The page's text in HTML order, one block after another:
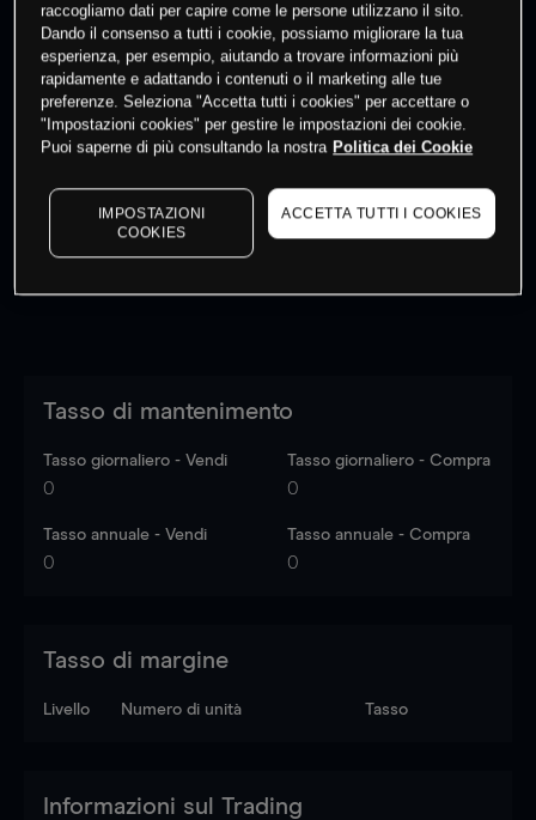
Fai trading
Log into see latest market data
Tasso di mantenimento
Tasso giornaliero - Vendi
0
Tasso giornaliero - Compra
0
Tasso annuale - Vendi
0
Tasso annuale - Compra
0
Tasso di margine
Livello Numero di unità Tasso
Informazioni sul Trading
raccogliamo dati per capire come le persone utilizzano il sito.
Dando il consenso a tutti i cookie, possiamo migliorare la tua
esperienza, per esempio, aiutando a trovare informazioni più
rapidamente e adattando i contenuti o il marketing alle tue
preferenze. Seleziona "Accetta tutti i cookies" per accettare o
"Impostazioni cookies" per gestire le impostazioni dei cookie.
Puoi saperne di più consultando la nostra Politica dei Cookie
IMPOSTAZIONI
COOKIES
ACCETTA TUTTI I COOKIES